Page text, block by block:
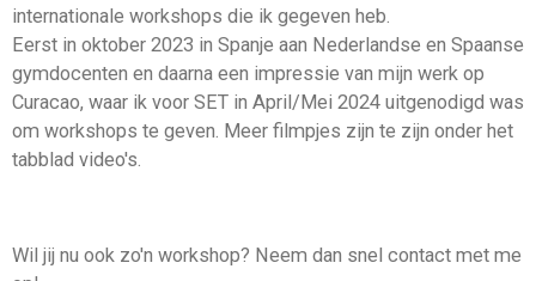
internationale workshops die ik gegeven heb.
Eerst in oktober 2023 in Spanje aan Nederlandse en Spaanse
gymdocenten en daarna een impressie van mijn werk op
Curacao, waar ik voor SET in April/Mei 2024 uitgenodigd was
om workshops te geven. Meer filmpjes zijn te zijn onder het
tabblad video's.
Wil jij nu ook zo'n workshop? Neem dan snel contact met me